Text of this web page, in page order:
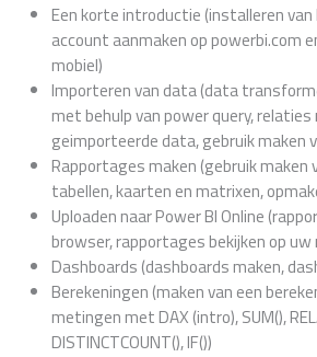
Een korte introductie (installeren van
account aanmaken op powerbi.com
mobiel)
Importeren van data (data
met behulp van power query,
geimporteerde data, gebruik maken
Rapportages maken (gebruik maken
tabellen, kaarten en matrixen,
Uploaden naar Power BI Online
browser, rapportages bekijken op
Dashboards (dashboards maken,
Berekeningen (maken van een
metingen met DAX (intro), SUM(),
DISTINCTCOUNT(), IF())